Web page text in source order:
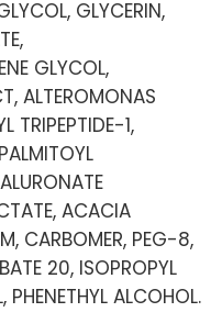
GLYCERIN,
GLYCOL,
ALTEROMONAS
TRIPEPTIDE-1,
ACACIA
CARBOMER, PEG-8,
20, ISOPROPYL
PHENETHYL ALCOHOL.